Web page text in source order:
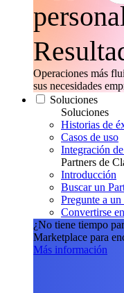
Operaciones más
sus necesidades
Soluciones
Soluciones
Historias de
Casos de uso
Integración
Partners de
Introducción
Buscar un
Pregunte a
Convertirse
¿No tiene tiempo
Marketplace para
Más información